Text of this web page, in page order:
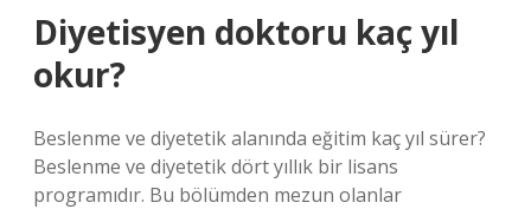
Diyetisyen doktoru kaç yıl
okur?
Beslenme ve diyetetik alanında eğitim kaç yıl sürer?
Beslenme ve diyetetik dört yıllık bir lisans
programıdır. Bu bölümden mezun olanlar